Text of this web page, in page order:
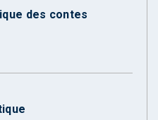
des contes